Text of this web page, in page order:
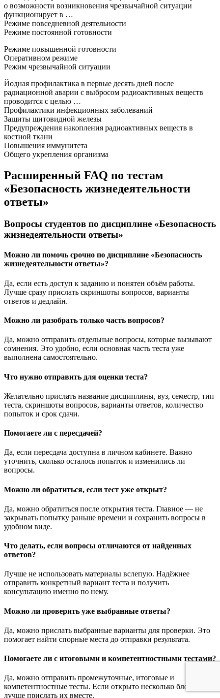
о возможности возникновения чрезвычайной ситуации
функционирует в …
Режиме повседневной деятельности
Режиме постоянной готовности
Режиме повышенной готовности
Оперативном режиме
Режим чрезвычайной ситуации
Йодная профилактика в первые десять дней после
радиационной аварии с выбросом радиоактивных веществ
проводится с целью …
Профилактики инфекционных заболеваний
Защиты щитовидной железы
Предупреждения накопления радиоактивных веществ в
костной ткани
Повышения иммунитета
Общего укрепления организма
Расширенный FAQ по тестам
«Безопасность жизнедеятельности
ответы»
Вопросы студентов по дисциплине «Безопасность
жизнедеятельности ответы»
Можно ли помочь срочно по дисциплине «Безопасность
жизнедеятельности ответы»?
Да, если есть доступ к заданию и понятен объём работы.
Лучше сразу прислать скриншоты вопросов, варианты
ответов и дедлайн.
Можно ли разобрать только часть вопросов?
Да, можно отправить отдельные вопросы, которые вызывают
сомнения. Это удобно, если основная часть теста уже
выполнена самостоятельно.
Что нужно отправить для оценки теста?
Желательно прислать название дисциплины, вуз, семестр, тип
теста, скриншоты вопросов, варианты ответов, количество
попыток и срок сдачи.
Помогаете ли с пересдачей?
Да, если пересдача доступна в личном кабинете. Важно
уточнить, сколько осталось попыток и изменились ли
вопросы.
Можно ли обратиться, если тест уже открыт?
Да, можно обратиться после открытия теста. Главное — не
закрывать попытку раньше времени и сохранить вопросы в
удобном виде.
Что делать, если вопросы отличаются от найденных
ответов?
Лучше не использовать материалы вслепую. Надёжнее
отправить конкретный вариант теста и получить
консультацию именно по нему.
Можно ли проверить уже выбранные ответы?
Да, можно прислать выбранные варианты для проверки. Это
помогает найти спорные места до отправки результата.
Помогаете ли с итоговыми и компетентностными тестами?
Да, можно отправить промежуточные, итоговые и
компетентностные тесты. Если открыто несколько блоков,
лучше прислать их вместе.